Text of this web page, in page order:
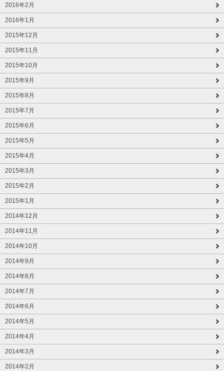
2016年2月
2016年1月
2015年12月
2015年11月
2015年10月
2015年9月
2015年8月
2015年7月
2015年6月
2015年5月
2015年4月
2015年3月
2015年2月
2015年1月
2014年12月
2014年11月
2014年10月
2014年9月
2014年8月
2014年7月
2014年6月
2014年5月
2014年4月
2014年3月
2014年2月